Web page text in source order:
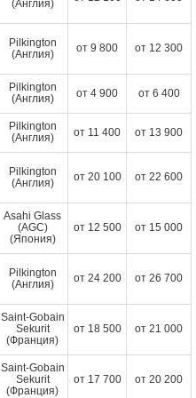
(Англия)
Pilkington
(Англия)
от 9 800 от 12 300
Pilkington
(Англия)
от 4 900 от 6 400
Pilkington
(Англия)
от 11 400 от 13 900
Pilkington
(Англия)
от 20 100 от 22 600
Asahi Glass
(AGC)
(Япония)
от 12 500 от 15 000
Pilkington
(Англия)
от 24 200 от 26 700
Saint-Gobain
Sekurit
(Франция)
от 18 500 от 21 000
Saint-Gobain
Sekurit
(Франция)
от 17 700 от 20 200